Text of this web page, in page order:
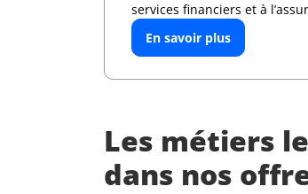
services financiers et à
En savoir plus
Les métiers
dans nos